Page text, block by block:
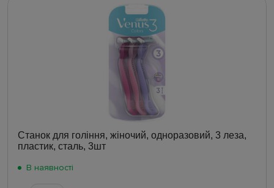
Станок для гоління, жіночий, одноразовий, 3 леза,
пластик, сталь, 3шт
В наявності